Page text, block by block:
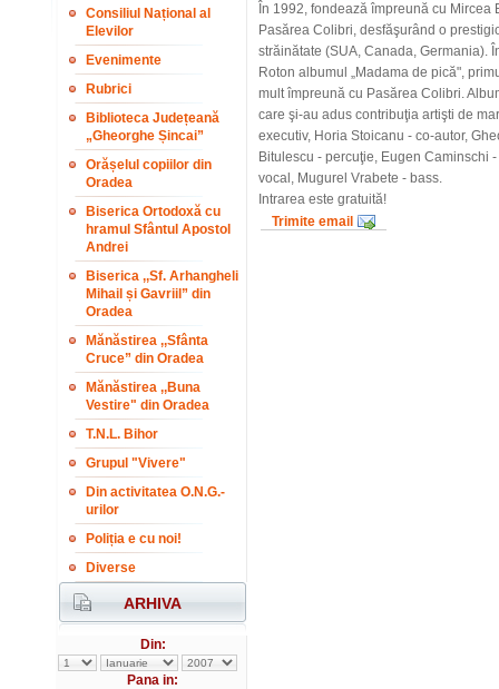
Consiliul Național al
Elevilor
Evenimente
Rubrici
Biblioteca Județeană
„Gheorghe Șincai”
Orășelul copiilor din
Oradea
Biserica Ortodoxă cu
hramul Sfântul Apostol
Andrei
Biserica ,,Sf. Arhangheli
Mihail și Gavriil” din
Oradea
Mănăstirea ,,Sfânta
Cruce” din Oradea
Mănăstirea ,,Buna
Vestire" din Oradea
T.N.L. Bihor
Grupul "Vivere"
Din activitatea O.N.G.-
urilor
Poliția e cu noi!
Diverse
ARHIVA
Din:
Pana in:
În 1992, fondează împreună cu
Pasărea Colibri, desfăşurând o
străinătate (SUA, Canada, Germania).
Roton albumul „Madama de pică",
mult împreună cu Pasărea Colibri.
care şi-au adus contribuţia artişti de
executiv, Horia Stoicanu - co-autor,
Bitulescu - percuţie, Eugen Caminschi
vocal, Mugurel Vrabete - bass.
Intrarea este gratuită!
Trimite email